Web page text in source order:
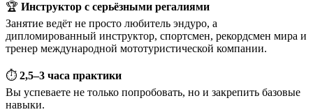
🏆 Инструктор с серьёзными регалиями
Занятие ведёт не просто любитель эндуро, а
дипломированный инструктор, спортсмен, рекордсмен мира и
тренер международной мототуристической компании.
⏱️ 2,5–3 часа практики
Вы успеваете не только попробовать, но и закрепить базовые
навыки.